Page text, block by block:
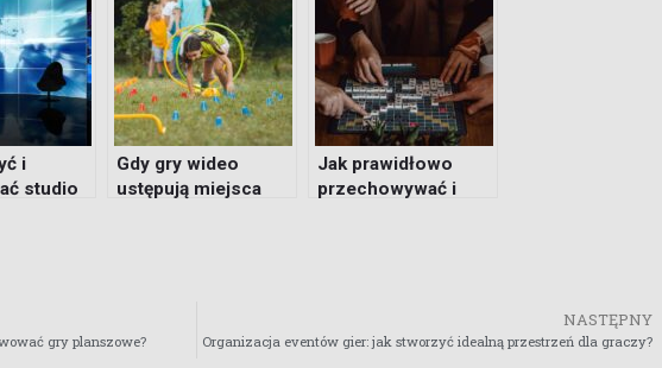
i
studio
Gdy gry wideo
ustępują miejsca
Jak prawidłowo
przechowywać i
gry planszowe?
NASTĘPNY
Organizacja eventów gier: jak stworzyć idealną przestrzeń dla graczy?